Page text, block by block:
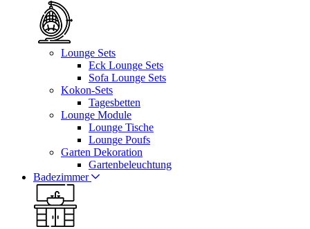
Lounge Sets
Eck Lounge Sets
Sofa Lounge Sets
Kokon-Sets
Tagesbetten
Lounge Module
Lounge Tische
Lounge Poufs
Garten Dekoration
Gartenbeleuchtung
Badezimmer